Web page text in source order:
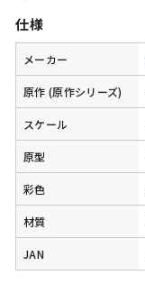
仕様
メーカー
原作 (原作シリーズ)
スケール
原型
彩色
材質
JAN